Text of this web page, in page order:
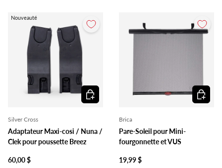
Nouveauté
Silver Cross
Adaptateur Maxi-cosi / Nuna /
Clek pour poussette Breez
60,00 $
Ajouter au panier
Brica
Pare-Soleil pour Mini-
fourgonnette et VUS
19,99 $
Ajouter